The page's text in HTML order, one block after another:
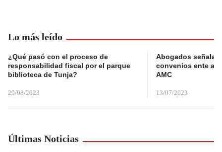
Lo más leído
¿Qué pasó con el proceso de
responsabilidad fiscal por el parque
biblioteca de Tunja?
29/08/2023
Abogados
convenios ente
AMC
13/07/2023
Últimas Noticias